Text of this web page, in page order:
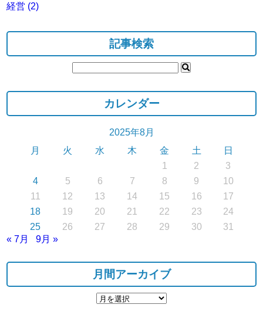
経営 (2)
記事検索
カレンダー
2025年8月
月
火 水 木 金 土
日
1
2
3
4
5 6 7 8 9
10
11
12 13 14 15 16
17
18
19 20 21 22 23
24
25
26 27 28 29 30
31
« 7月
9月 »
月間アーカイブ